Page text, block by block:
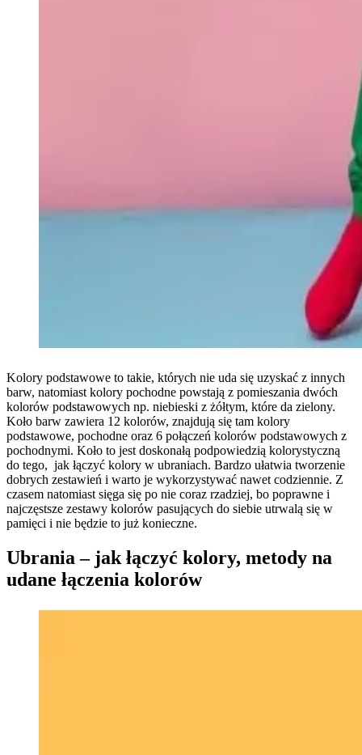
Kolory podstawowe to takie, których nie uda się uzyskać z innych
barw, natomiast kolory pochodne powstają z pomieszania dwóch
kolorów podstawowych np. niebieski z żółtym, które da zielony.
Koło barw zawiera 12 kolorów, znajdują się tam kolory
podstawowe, pochodne oraz 6 połączeń kolorów podstawowych z
pochodnymi. Koło to jest doskonałą podpowiedzią kolorystyczną
do tego, jak łączyć kolory w ubraniach. Bardzo ułatwia tworzenie
dobrych zestawień i warto je wykorzystywać nawet codziennie. Z
czasem natomiast sięga się po nie coraz rzadziej, bo poprawne i
najczęstsze zestawy kolorów pasujących do siebie utrwalą się w
pamięci i nie będzie to już konieczne.
Ubrania – jak łączyć kolory, metody na
udane łączenia kolorów